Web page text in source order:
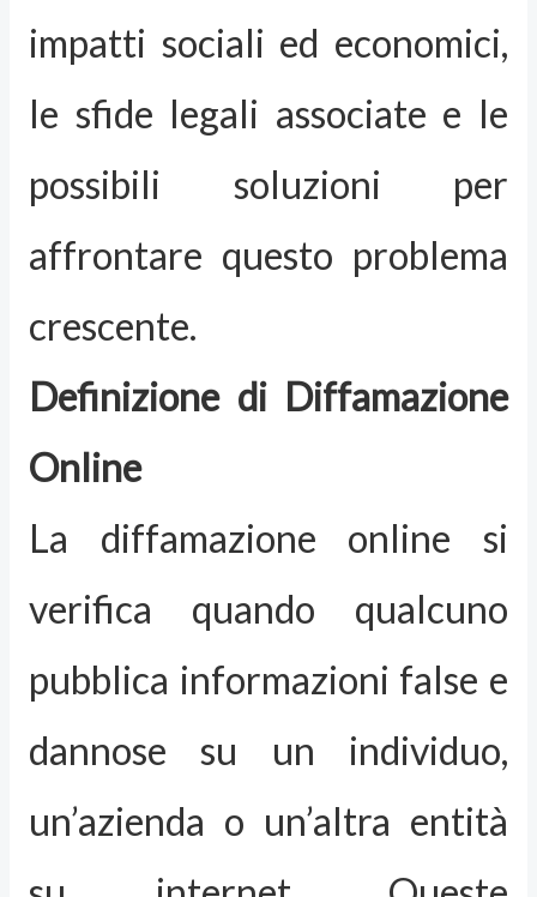
impatti sociali ed economici,
le sfide legali associate e le
possibili soluzioni per
affrontare questo problema
crescente.
Definizione di Diffamazione
Online
La diffamazione online si
verifica quando qualcuno
pubblica informazioni false e
dannose su un individuo,
un’azienda o un’altra entità